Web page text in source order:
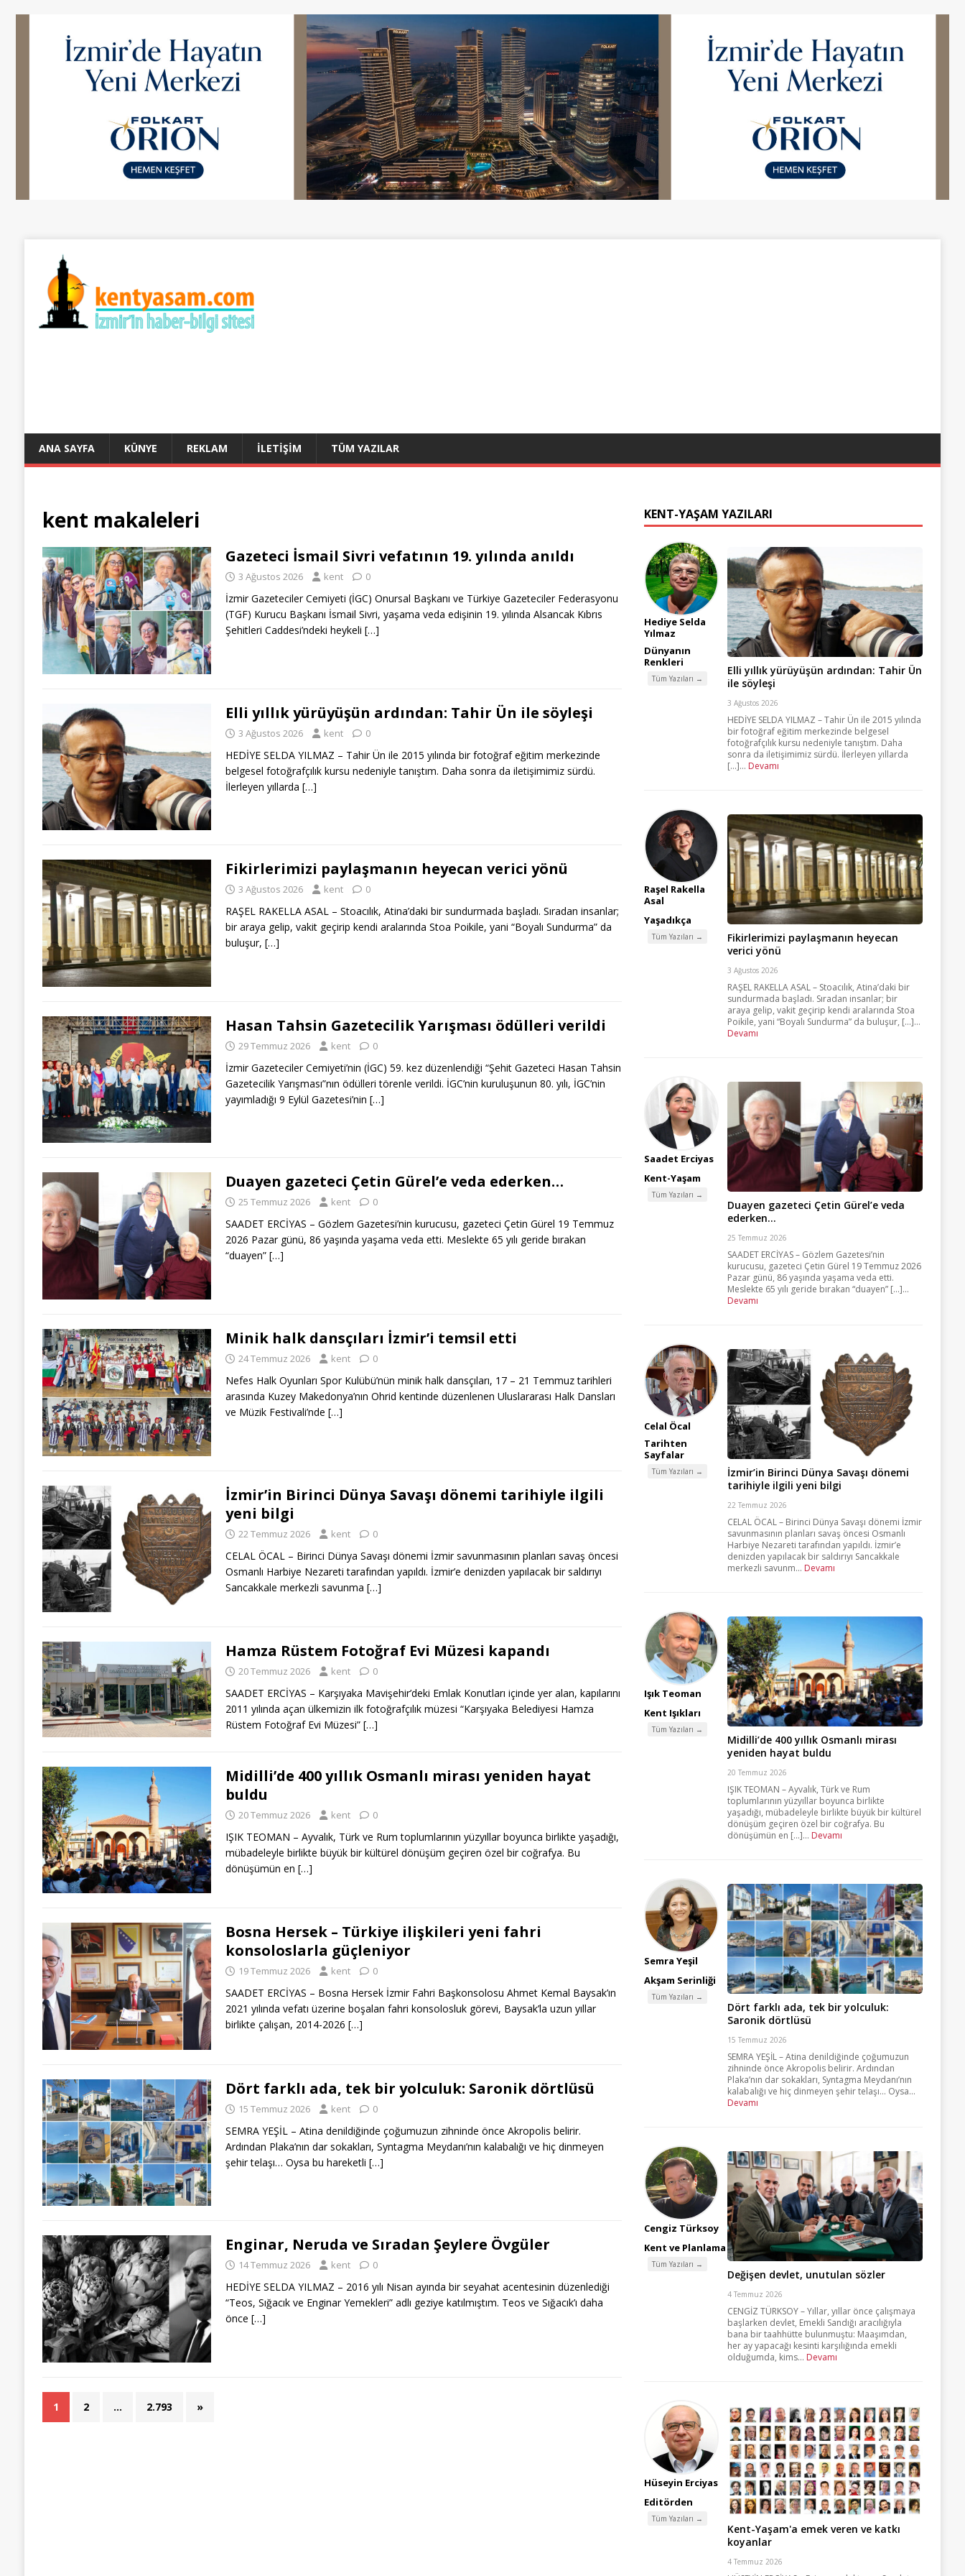
ANA SAYFA KÜNYE REKLAM İLETIŞIM TÜM YAZILAR
kent makaleleri
Gazeteci İsmail Sivri vefatının 19. yılında anıldı
3 Ağustos 2026 kent 0
İzmir Gazeteciler Cemiyeti (İGC) Onursal Başkanı ve Türkiye Gazeteciler Federasyonu
(TGF) Kurucu Başkanı İsmail Sivri, yaşama veda edişinin 19. yılında Alsancak Kıbrıs
Şehitleri Caddesi’ndeki heykeli […]
Elli yıllık yürüyüşün ardından: Tahir Ün ile söyleşi
3 Ağustos 2026 kent 0
HEDİYE SELDA YILMAZ – Tahir Ün ile 2015 yılında bir fotoğraf eğitim merkezinde
belgesel fotoğrafçılık kursu nedeniyle tanıştım. Daha sonra da iletişimimiz sürdü.
İlerleyen yıllarda […]
Fikirlerimizi paylaşmanın heyecan verici yönü
3 Ağustos 2026 kent 0
RAŞEL RAKELLA ASAL – Stoacılık, Atina’daki bir sundurmada başladı. Sıradan insanlar;
bir araya gelip, vakit geçirip kendi aralarında Stoa Poikile, yani “Boyalı Sundurma” da
buluşur, […]
Hasan Tahsin Gazetecilik Yarışması ödülleri verildi
29 Temmuz 2026 kent 0
İzmir Gazeteciler Cemiyeti’nin (İGC) 59. kez düzenlendiği “Şehit Gazeteci Hasan Tahsin
Gazetecilik Yarışması”nın ödülleri törenle verildi. İGC’nin kuruluşunun 80. yılı, İGC’nin
yayımladığı 9 Eylül Gazetesi’nin […]
Duayen gazeteci Çetin Gürel’e veda ederken…
25 Temmuz 2026 kent 0
SAADET ERCİYAS – Gözlem Gazetesi’nin kurucusu, gazeteci Çetin Gürel 19 Temmuz
2026 Pazar günü, 86 yaşında yaşama veda etti. Meslekte 65 yılı geride bırakan
“duayen” […]
Minik halk dansçıları İzmir’i temsil etti
24 Temmuz 2026 kent 0
Nefes Halk Oyunları Spor Kulübü’nün minik halk dansçıları, 17 – 21 Temmuz tarihleri
arasında Kuzey Makedonya’nın Ohrid kentinde düzenlenen Uluslararası Halk Dansları
ve Müzik Festivali’nde […]
İzmir’in Birinci Dünya Savaşı dönemi tarihiyle ilgili
yeni bilgi
22 Temmuz 2026 kent 0
CELAL ÖCAL – Birinci Dünya Savaşı dönemi İzmir savunmasının planları savaş öncesi
Osmanlı Harbiye Nezareti tarafından yapıldı. İzmir’e denizden yapılacak bir saldırıyı
Sancakkale merkezli savunma […]
Hamza Rüstem Fotoğraf Evi Müzesi kapandı
20 Temmuz 2026 kent 0
SAADET ERCİYAS – Karşıyaka Mavişehir’deki Emlak Konutları içinde yer alan, kapılarını
2011 yılında açan ülkemizin ilk fotoğrafçılık müzesi “Karşıyaka Belediyesi Hamza
Rüstem Fotoğraf Evi Müzesi” […]
Midilli’de 400 yıllık Osmanlı mirası yeniden hayat
buldu
20 Temmuz 2026 kent 0
IŞIK TEOMAN – Ayvalık, Türk ve Rum toplumlarının yüzyıllar boyunca birlikte yaşadığı,
mübadeleyle birlikte büyük bir kültürel dönüşüm geçiren özel bir coğrafya. Bu
dönüşümün en […]
Bosna Hersek – Türkiye ilişkileri yeni fahri
konsoloslarla güçleniyor
19 Temmuz 2026 kent 0
SAADET ERCİYAS – Bosna Hersek İzmir Fahri Başkonsolosu Ahmet Kemal Baysak’ın
2021 yılında vefatı üzerine boşalan fahri konsolosluk görevi, Baysak’la uzun yıllar
birlikte çalışan, 2014-2026 […]
Dört farklı ada, tek bir yolculuk: Saronik dörtlüsü
15 Temmuz 2026 kent 0
SEMRA YEŞİL – Atina denildiğinde çoğumuzun zihninde önce Akropolis belirir.
Ardından Plaka’nın dar sokakları, Syntagma Meydanı’nın kalabalığı ve hiç dinmeyen
şehir telaşı… Oysa bu hareketli […]
Enginar, Neruda ve Sıradan Şeylere Övgüler
14 Temmuz 2026 kent 0
HEDİYE SELDA YILMAZ – 2016 yılı Nisan ayında bir seyahat acentesinin düzenlediği
“Teos, Sığacık ve Enginar Yemekleri” adlı geziye katılmıştım. Teos ve Sığacık’ı daha
önce […]
1 2 … 2.793 »
KENT-YAŞAM YAZILARI
Hediye Selda
Yılmaz
Dünyanın
Renkleri
Tüm Yazıları →
Elli yıllık yürüyüşün ardından: Tahir Ün
ile söyleşi
3 Ağustos 2026
HEDİYE SELDA YILMAZ – Tahir Ün ile 2015 yılında
bir fotoğraf eğitim merkezinde belgesel
fotoğrafçılık kursu nedeniyle tanıştım. Daha
sonra da iletişimimiz sürdü. İlerleyen yıllarda
[...]... Devamı
Raşel Rakella
Asal
Yaşadıkça
Tüm Yazıları →
Fikirlerimizi paylaşmanın heyecan
verici yönü
3 Ağustos 2026
RAŞEL RAKELLA ASAL – Stoacılık, Atina’daki bir
sundurmada başladı. Sıradan insanlar; bir
araya gelip, vakit geçirip kendi aralarında Stoa
Poikile, yani “Boyalı Sundurma” da buluşur, [...]...
Devamı
Saadet Erciyas
Kent-Yaşam
Tüm Yazıları →
Duayen gazeteci Çetin Gürel’e veda
ederken…
25 Temmuz 2026
SAADET ERCİYAS – Gözlem Gazetesi’nin
kurucusu, gazeteci Çetin Gürel 19 Temmuz 2026
Pazar günü, 86 yaşında yaşama veda etti.
Meslekte 65 yılı geride bırakan “duayen” [...]...
Devamı
Celal Öcal
Tarihten
Sayfalar
Tüm Yazıları →
İzmir’in Birinci Dünya Savaşı dönemi
tarihiyle ilgili yeni bilgi
22 Temmuz 2026
CELAL ÖCAL – Birinci Dünya Savaşı dönemi İzmir
savunmasının planları savaş öncesi Osmanlı
Harbiye Nezareti tarafından yapıldı. İzmir’e
denizden yapılacak bir saldırıyı Sancakkale
merkezli savunm... Devamı
Işık Teoman
Kent Işıkları
Tüm Yazıları →
Midilli’de 400 yıllık Osmanlı mirası
yeniden hayat buldu
20 Temmuz 2026
IŞIK TEOMAN – Ayvalık, Türk ve Rum
toplumlarının yüzyıllar boyunca birlikte
yaşadığı, mübadeleyle birlikte büyük bir kültürel
dönüşüm geçiren özel bir coğrafya. Bu
dönüşümün en [...]... Devamı
Semra Yeşil
Akşam Serinliği
Tüm Yazıları →
Dört farklı ada, tek bir yolculuk:
Saronik dörtlüsü
15 Temmuz 2026
SEMRA YEŞİL – Atina denildiğinde çoğumuzun
zihninde önce Akropolis belirir. Ardından
Plaka’nın dar sokakları, Syntagma Meydanı’nın
kalabalığı ve hiç dinmeyen şehir telaşı… Oysa...
Devamı
Cengiz Türksoy
Kent ve Planlama
Tüm Yazıları →
Değişen devlet, unutulan sözler
4 Temmuz 2026
CENGİZ TÜRKSOY – Yıllar, yıllar önce çalışmaya
başlarken devlet, Emekli Sandığı aracılığıyla
bana bir taahhütte bulunmuştu: Maaşımdan,
her ay yapacağı kesinti karşılığında emekli
olduğumda, kims... Devamı
Hüseyin Erciyas
Editörden
Tüm Yazıları →
Kent-Yaşam'a emek veren ve katkı
koyanlar
4 Temmuz 2026